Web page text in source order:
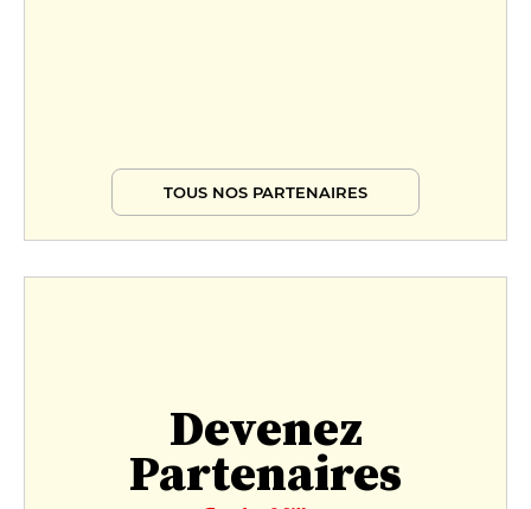
TOUS NOS PARTENAIRES
Devenez
Partenaires